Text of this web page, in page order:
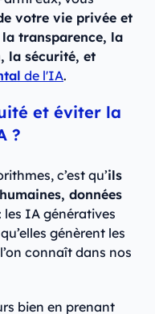
votre vie privée et
transparence, la
la sécurité, et
de l'IA.
et éviter la
?
c’est qu’ils
données
les IA génératives
génèrent les
connaît dans nos
bien en prenant